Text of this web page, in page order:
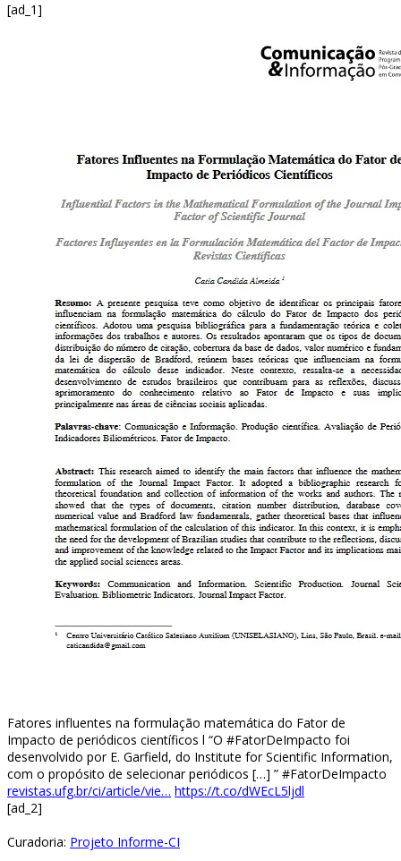
[ad_1]
Fatores influentes na formulação matemática do Fator de
Impacto de periódicos científicos l “O #FatorDeImpacto foi
desenvolvido por E. Garfield, do Institute for Scientific Information,
com o propósito de selecionar periódicos […] ” #FatorDeImpacto
revistas.ufg.br/ci/article/vie… https://t.co/dWEcL5ljdl
[ad_2]
Curadoria: Projeto Informe-CI